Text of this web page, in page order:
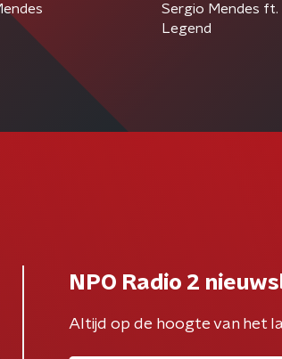
Sergio Mendes ft.
Legend
NPO Radio 2
Altijd op de hoogte van het